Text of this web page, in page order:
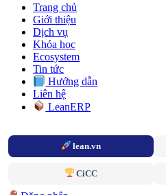
Trang chủ
Giới thiệu
Dịch vụ
Khóa học
Ecosystem
Tin tức
Hướng dẫn
Liên hệ
LeanERP
lean.vn
CiCC